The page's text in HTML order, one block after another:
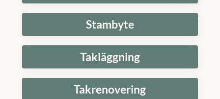
Stambyte
Takläggning
Takrenovering